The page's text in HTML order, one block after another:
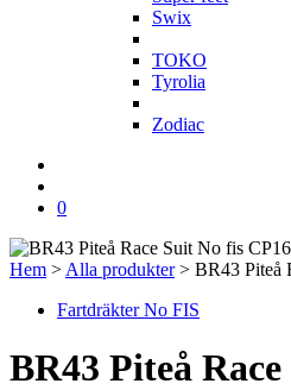
Swix
TOKO
Tyrolia
Zodiac
0
Hem > Alla produkter> BR43 Piteå
Fartdräkter No FIS
BR43 Piteå